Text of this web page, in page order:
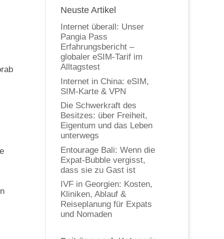
Neuste Artikel
Internet überall: Unser
Pangia Pass
Erfahrungsbericht –
globaler eSIM-Tarif im
Alltagstest
Internet in China: eSIM,
SIM-Karte & VPN
Die Schwerkraft des
Besitzes: über Freiheit,
Eigentum und das Leben
unterwegs
Entourage Bali: Wenn die
Expat-Bubble vergisst,
dass sie zu Gast ist
IVF in Georgien: Kosten,
Kliniken, Ablauf &
Reiseplanung für Expats
und Nomaden